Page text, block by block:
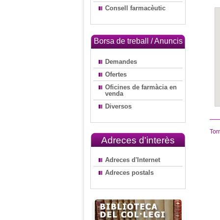
Consell farmacèutic
Borsa de treball / Anuncis
Demandes
Ofertes
Oficines de farmàcia en
venda
Diversos
Adreces d'interès
Adreces d'Internet
Adreces postals